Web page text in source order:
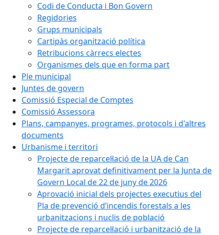
Codi de Conducta i Bon Govern
Regidories
Grups municipals
Cartipàs organització política
Retribucions càrrecs electes
Organismes dels que en forma part
Ple municipal
Juntes de govern
Comissió Especial de Comptes
Comissió Assessora
Plans, campanyes, programes, protocols i d'altres
documents
Urbanisme i territori
Projecte de reparcel·lació de la UA de Can
Margarit aprovat definitivament per la Junta de
Govern Local de 22 de juny de 2026
Aprovació inicial dels projectes executius del
Pla de prevenció d’incendis forestals a les
urbanitzacions i nuclis de població
Projecte de reparcel·lació i urbanització de la